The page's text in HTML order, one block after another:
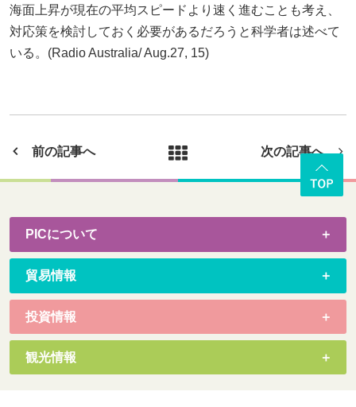
海面上昇が現在の平均スピードより速く進むことも考え、
対応策を検討しておく必要があるだろうと科学者は述べて
いる。(Radio Australia/ Aug.27, 15)
前の記事へ 次の記事へ
PICについて
貿易情報
投資情報
観光情報